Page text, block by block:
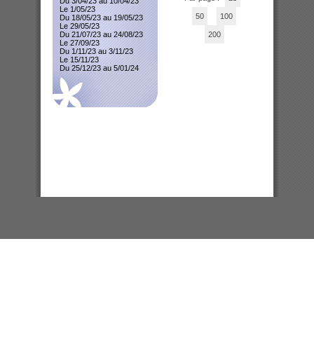
50 100
200
Le 1/05/23
Du 18/05/23 au 19/05/23
Le 29/05/23
Du 21/07/23 au 24/08/23
Le 27/09/23
Du 1/11/23 au 3/11/23
Le 15/11/23
Du 25/12/23 au 5/01/24